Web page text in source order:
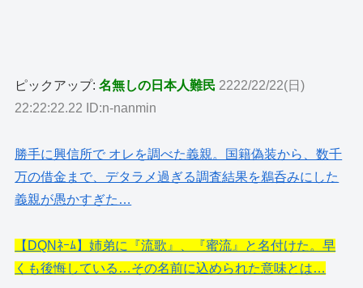
ピックアップ:名無しの日本人難民 2222/22/22(日)
22:22:22.22 ID:n-nanmin
勝手に興信所で オレを調べた義親。国籍偽装から、数千
万の借金まで、デタラメ過ぎる調査結果を鵜呑みにした
義親が愚かすぎた…
【DQNﾈｰﾑ】姉弟に『流歌』、『蜜流』と名付けた。早
くも後悔している…その名前に込められた意味とは…